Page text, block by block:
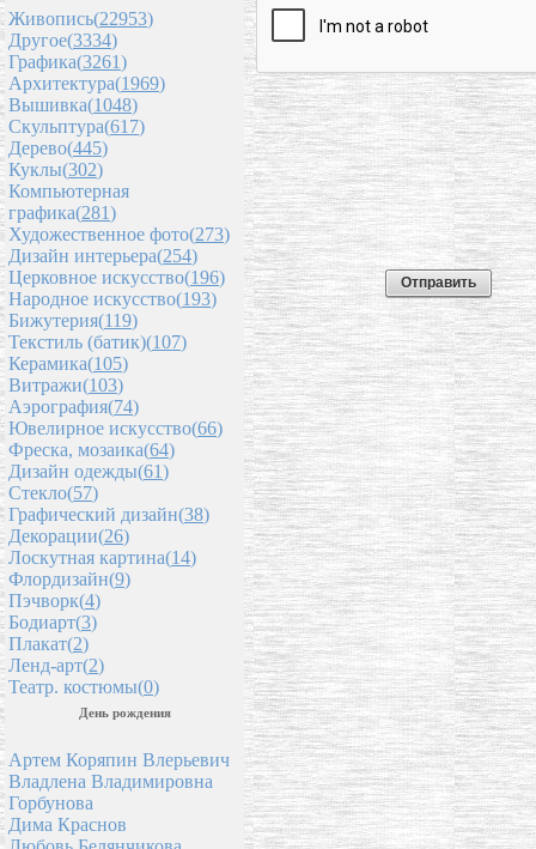
Живопись(22953)
Другое(3334)
Графика(3261)
Архитектура(1969)
Вышивка(1048)
Скульптура(617)
Дерево(445)
Куклы(302)
Компьютерная
графика(281)
Художественное фото(273)
Дизайн интерьера(254)
Церковное искусство(196)
Народное искусство(193)
Бижутерия(119)
Текстиль (батик)(107)
Керамика(105)
Витражи(103)
Аэрография(74)
Ювелирное искусство(66)
Фреска, мозаика(64)
Дизайн одежды(61)
Стекло(57)
Графический дизайн(38)
Декорации(26)
Лоскутная картина(14)
Флордизайн(9)
Пэчворк(4)
Бодиарт(3)
Плакат(2)
Ленд-арт(2)
Театр. костюмы(0)
День рождения
Артем Коряпин Влерьевич
Владлена Владимировна
Горбунова
Дима Краснов